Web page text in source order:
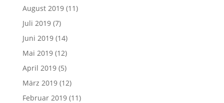
August 2019(11)
Juli 2019(7)
Juni 2019(14)
Mai 2019(12)
April 2019(5)
März 2019(12)
Februar 2019(11)